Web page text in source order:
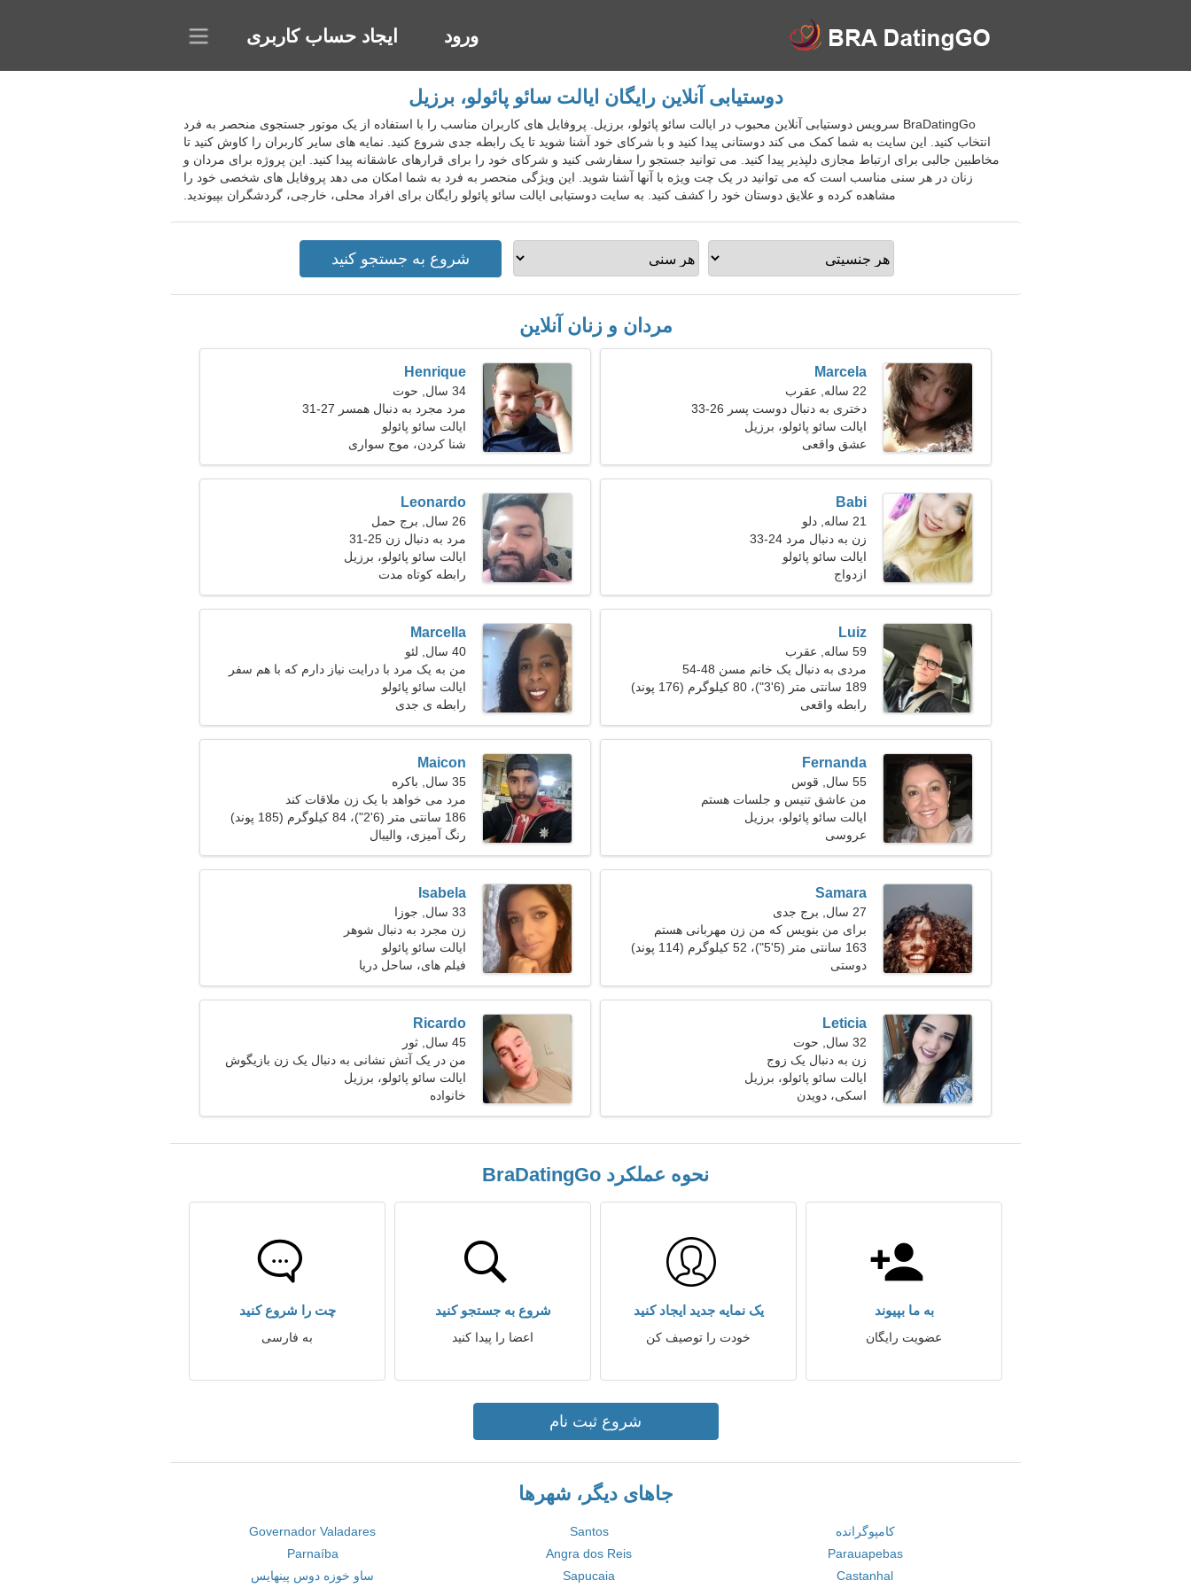
ورود ایجاد حساب کاربری
دوستیابی آنلاین رایگان ایالت سائو پائولو، برزیل
BraDatingGo سرویس دوستیابی آنلاین محبوب در ایالت سائو پائولو، برزیل. پروفایل های کاربران مناسب را با استفاده از یک موتور جستجوی منحصر به فرد
انتخاب کنید. این سایت به شما کمک می کند دوستانی پیدا کنید و با شرکای خود آشنا شوید تا یک رابطه جدی شروع کنید. نمایه های سایر کاربران را کاوش کنید تا
مخاطبین جالبی برای ارتباط مجازی دلپذیر پیدا کنید. می توانید جستجو را سفارشی کنید و شرکای خود را برای قرارهای عاشقانه پیدا کنید. این پروژه برای مردان و
زنان در هر سنی مناسب است که می توانید در یک چت ویژه با آنها آشنا شوید. این ویژگی منحصر به فرد به شما امکان می دهد پروفایل های شخصی خود را
مشاهده کرده و علایق دوستان خود را کشف کنید. به سایت دوستیابی ایالت سائو پائولو رایگان برای افراد محلی، خارجی، گردشگران بپیوندید.
مردان و زنان آنلاین
Marcela
22 ساله, عقرب
دختری به دنبال دوست پسر 26-33
ایالت سائو پائولو، برزیل
عشق واقعی
Henrique
34 سال, حوت
مرد مجرد به دنبال همسر 27-31
ایالت سائو پائولو
شنا كردن، موج سواری
Babi
21 ساله, دلو
زن به دنبال مرد 24-33
ایالت سائو پائولو
ازدواج
Leonardo
26 سال, برج حمل
مرد به دنبال زن 25-31
ایالت سائو پائولو، برزیل
رابطه کوتاه مدت
Luiz
59 ساله, عقرب
مردی به دنبال یک خانم مسن 48-54
189 سانتی متر (6'3")، 80 کیلوگرم (176 پوند)
رابطه واقعی
Marcella
40 سال, لئو
من به یک مرد با درایت نیاز دارم که با هم سفر
کنیم
ایالت سائو پائولو
رابطه ی جدی
Fernanda
55 سال, قوس
من عاشق تنیس و جلسات هستم
ایالت سائو پائولو، برزیل
عروسی
Maicon
35 سال, باکره
مرد می خواهد با یک زن ملاقات کند
186 سانتی متر (6'2")، 84 کیلوگرم (185 پوند)
رنگ آمیزی، والیبال
Samara
27 سال, برج جدی
برای من بنویس که من زن مهربانی هستم
163 سانتی متر (5'5")، 52 کیلوگرم (114 پوند)
دوستی
Isabela
33 سال, جوزا
زن مجرد به دنبال شوهر
ایالت سائو پائولو
فیلم های، ساحل دریا
Leticia
32 سال, حوت
زن به دنبال یک زوج
ایالت سائو پائولو، برزیل
اسکی، دویدن
Ricardo
45 سال, ثور
من در یک آتش نشانی به دنبال یک زن بازیگوش
کار می کنم
ایالت سائو پائولو، برزیل
خانواده
نحوه عملکرد BraDatingGo
به ما بپیوند
عضویت رایگان
یک نمایه جدید ایجاد کنید
خودت را توصیف کن
شروع به جستجو کنید
اعضا را پیدا کنید
چت را شروع کنید
به فارسی
شروع ثبت نام
جاهای دیگر، شهرها
کامپوگرانده Santos
Governador Valadares
Parauapebas
Angra dos Reis
Parnaíba
Castanhal
Sapucaia ساو خوزه دوس پینهایس